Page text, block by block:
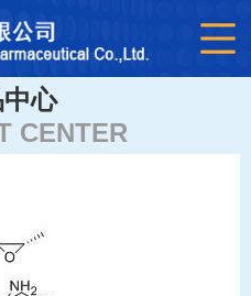
心
CENTER